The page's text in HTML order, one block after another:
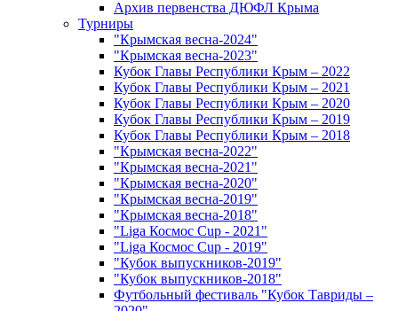
Архив первенства ДЮФЛ Крыма
Турниры
"Крымская весна-2024"
"Крымская весна-2023"
Кубок Главы Республики Крым – 2022
Кубок Главы Республики Крым – 2021
Кубок Главы Республики Крым – 2020
Кубок Главы Республики Крым – 2019
Кубок Главы Республики Крым – 2018
"Крымская весна-2022"
"Крымская весна-2021"
"Крымская весна-2020"
"Крымская весна-2019"
"Крымская весна-2018"
"Liga Космос Cup - 2021"
"Liga Космос Cup - 2019"
"Кубок выпускников-2019"
"Кубок выпускников-2018"
Футбольный фестиваль "Кубок Тавриды –